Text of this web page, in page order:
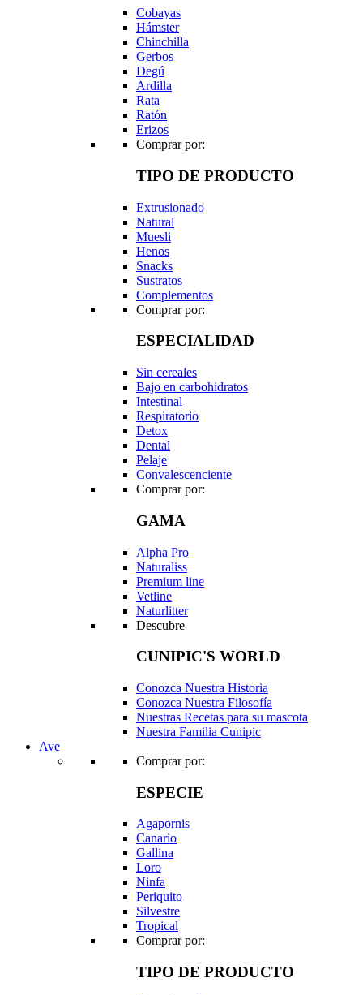
Cobayas
Hámster
Chinchilla
Gerbos
Degú
Ardilla
Rata
Ratón
Erizos
Comprar por:
TIPO DE PRODUCTO
Extrusionado
Natural
Muesli
Henos
Snacks
Sustratos
Complementos
Comprar por:
ESPECIALIDAD
Sin cereales
Bajo en carbohidratos
Intestinal
Respiratorio
Detox
Dental
Pelaje
Convalescenciente
Comprar por:
GAMA
Alpha Pro
Naturaliss
Premium line
Vetline
Naturlitter
Descubre
CUNIPIC'S WORLD
Conozca Nuestra Historia
Conozca Nuestra Filosofía
Nuestras Recetas para su mascota
Nuestra Familia Cunipic
Ave
Comprar por:
ESPECIE
Agapornis
Canario
Gallina
Loro
Ninfa
Periquito
Silvestre
Tropical
Comprar por:
TIPO DE PRODUCTO